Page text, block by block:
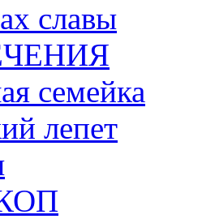
славы
семейка
лепет